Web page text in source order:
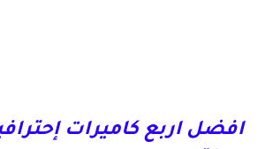
افضل اربع كاميرات